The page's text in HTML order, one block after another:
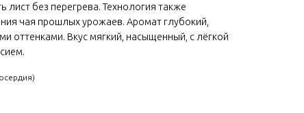
лист без перегрева. Технология также
чая прошлых урожаев. Аромат глубокий,
оттенками. Вкус мягкий, насыщенный, с лёгкой